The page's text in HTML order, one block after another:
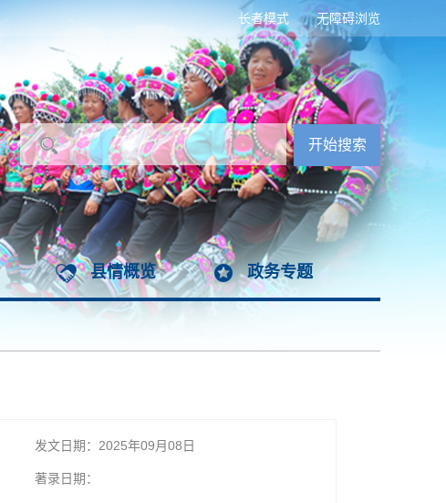
无障碍浏览
长者模式
县情概览 政务专题
发文日期：2025年09月08日
著录日期：